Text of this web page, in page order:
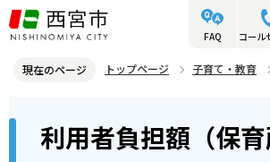
こ
の
ジ
FAQ コール
現在のページ トップページ
子育て・教育
利用者負担額（保育所保育料等）のWeb口座振替
利用者負担額（保